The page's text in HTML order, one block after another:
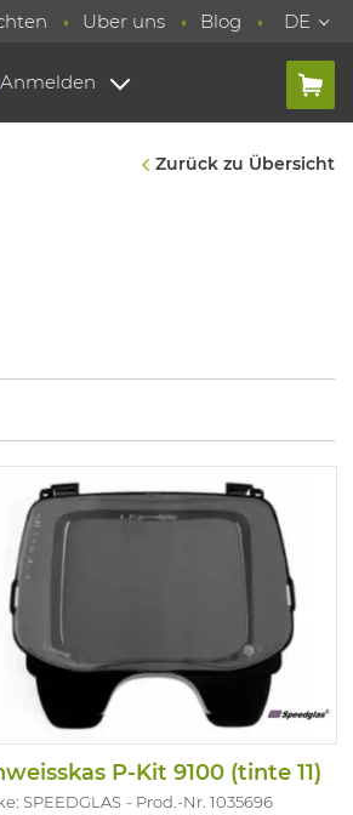
Uber uns Blog DE
Anmelden
Zurück zu Übersicht
P-Kit 9100 (tinte 11)
SPEEDGLAS Prod.-Nr. 1035696